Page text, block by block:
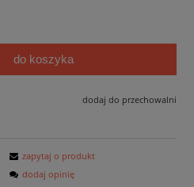
do koszyka
dodaj do przechowalni
zapytaj o produkt
dodaj opinię